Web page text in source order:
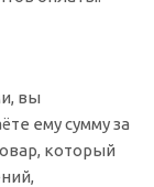
вы
ему сумму за
который